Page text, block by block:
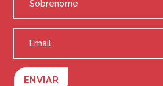
ENVIAR